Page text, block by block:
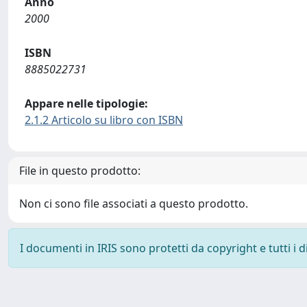
2000
ISBN
8885022731
Appare nelle tipologie:
2.1.2 Articolo su libro con ISBN
File in questo prodotto:
Non ci sono file associati a questo prodotto.
I documenti in IRIS sono protetti da copyright e tutti i